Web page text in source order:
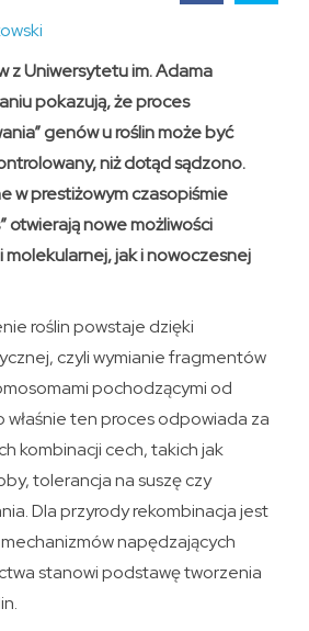
z Uniwersytetu im. Adama
pokazują, że proces
genów u roślin może być
niż dotąd sądzono.
w prestiżowym czasopiśmie
otwierają nowe możliwości
jak i nowoczesnej
roślin powstaje dzięki
czyli wymianie fragmentów
pochodzącymi od
właśnie ten proces odpowiada za
kombinacji cech, takich jak
tolerancja na suszę czy
Dla przyrody rekombinacja jest
napędzających
stanowi podstawę tworzenia